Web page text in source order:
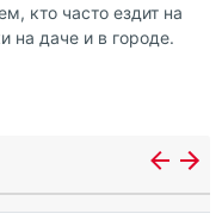
кто часто ездит на
на даче и в городе.